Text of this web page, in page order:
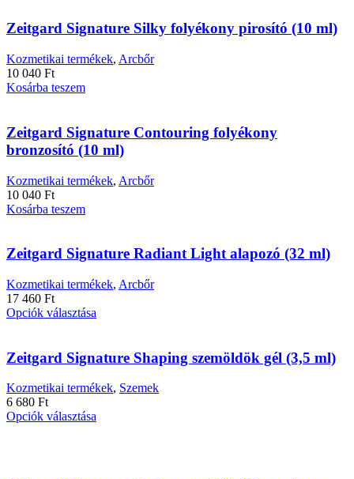
Zeitgard Signature Silky folyékony pirosító (10 ml)
Kozmetikai termékek, Arcbőr
10 040 Ft
Kosárba teszem
Zeitgard Signature Contouring folyékony
bronzosító (10 ml)
Kozmetikai termékek, Arcbőr
10 040 Ft
Kosárba teszem
Zeitgard Signature Radiant Light alapozó (32 ml)
Kozmetikai termékek, Arcbőr
17 460 Ft
Opciók választása
több
variációja
van.
A
a
Zeitgard Signature Shaping szemöldök gél (3,5 ml)
Kozmetikai termékek, Szemek
6 680 Ft
Opciók választása